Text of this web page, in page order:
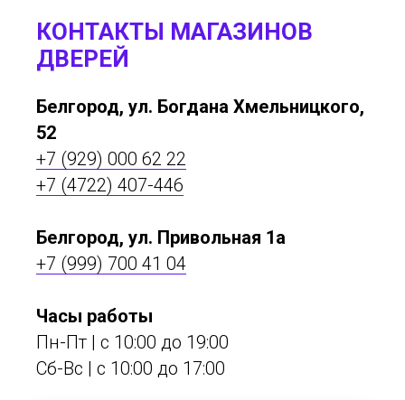
КОНТАКТЫ МАГАЗИНОВ
ДВЕРЕЙ
Белгород, ул. Богдана Хмельницкого,
52
+7 (929) 000 62 22
+7 (4722) 407-446
Белгород, ул. Привольная 1а
+7 (999) 700 41 04
Часы работы
Пн-Пт | с 10:00 до 19:00
Сб-Вс | c 10:00 до 17:00